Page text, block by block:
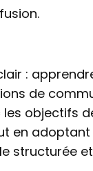
:
de
les objectifs
en
structurée